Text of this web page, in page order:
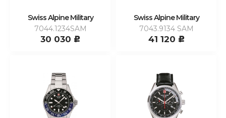
Swiss Alpine Military
7044.1234SAM
30 030 c
Swiss Alpine Military
7043.9134 SAM
41 120 c